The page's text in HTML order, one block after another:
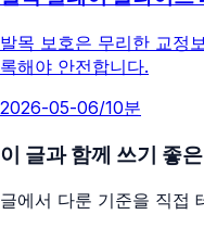
발목 보호은 무리한 교정
록해야 안전합니다.
2026-05-06/10분
이 글과 함께 쓰기 좋
글에서 다룬 기준을 직접